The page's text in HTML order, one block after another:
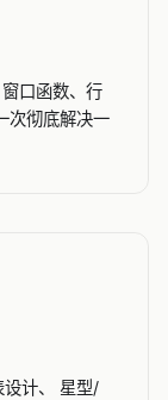
口函数、行
次彻底解决一
设计、 星型/